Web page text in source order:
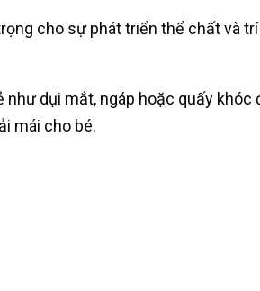
cho sự phát triển thể chất và
dụi mắt, ngáp hoặc quấy
mái cho bé.